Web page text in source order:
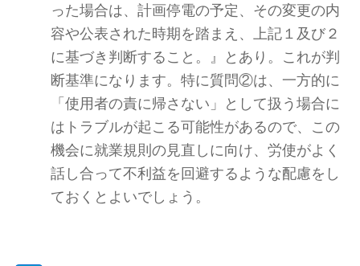
った場合は、計画停電の予定、その変更の内
容や公表された時期を踏まえ、上記１及び２
に基づき判断すること。』とあり。これが判
断基準になります。特に質問②は、一方的に
「使用者の責に帰さない」として扱う場合に
はトラブルが起こる可能性があるので、この
機会に就業規則の見直しに向け、労使がよく
話し合って不利益を回避するような配慮をし
ておくとよいでしょう。